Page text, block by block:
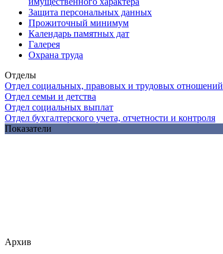
Защита персональных данных
Прожиточный минимум
Календарь памятных дат
Галерея
Охрана труда
Отделы
Отдел социальных, правовых и трудовых отношений
Отдел семьи и детства
Отдел социальных выплат
Отдел бухгалтерского учета, отчетности и контроля
Показатели
Архив